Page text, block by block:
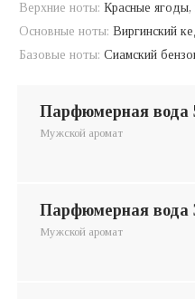
Верхние ноты: Красные ягоды,
Основные ноты: Виргинский
Базовые ноты: Сиамский
парфюмерная вода
Мужской аромат
парфюмерная вода
Мужской аромат